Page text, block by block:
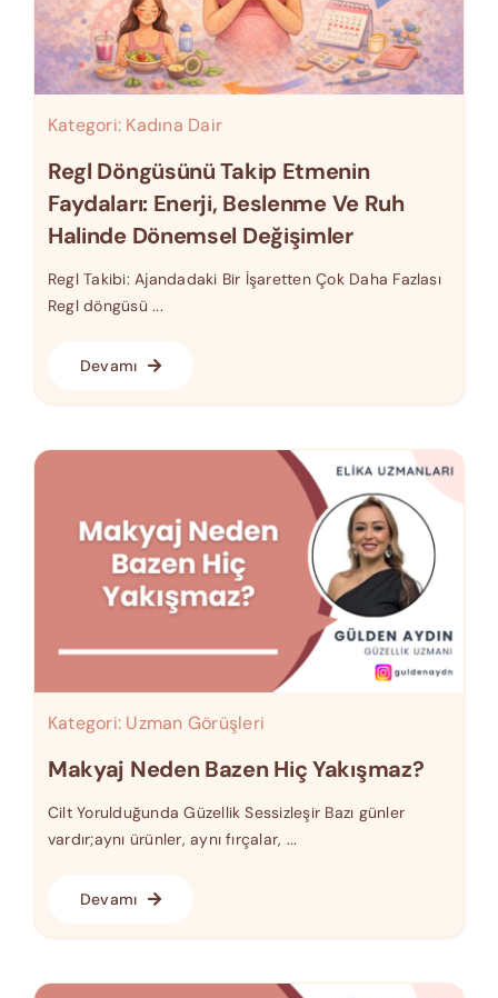
Kategori: Kadına Dair
Regl Döngüsünü Takip Etmenin
Faydaları: Enerji, Beslenme Ve Ruh
Halinde Dönemsel Değişimler
Regl Takibi: Ajandadaki Bir İşaretten Çok Daha Fazlası
Regl döngüsü ...
Devamı
Kategori: Uzman Görüşleri
Makyaj Neden Bazen Hiç Yakışmaz?
Cilt Yorulduğunda Güzellik Sessizleşir Bazı günler
vardır;aynı ürünler, aynı fırçalar, ...
Devamı